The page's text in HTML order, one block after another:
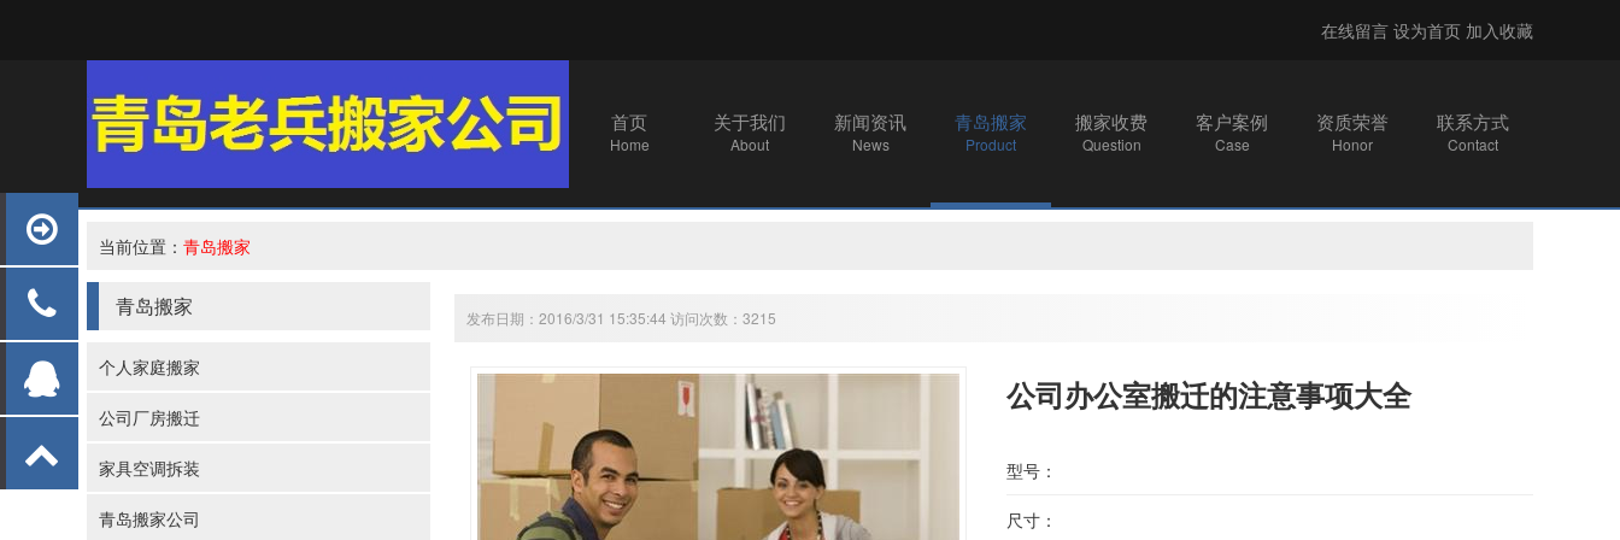
在线留言 设为首页 加入收藏
首页
Home
关于我们
About
新闻资讯
News
青岛搬家
Product
搬家收费
Question
客户案例
Case
资质荣誉
Honor
联系方式
Contact
当前位置： 青岛搬家
青岛搬家
个人家庭搬家
公司厂房搬迁
家具空调拆装
青岛搬家公司
发布日期：2016/3/31 15:35:44 访问次数：3215
公司办公室搬迁的注意事项大全
型号：
尺寸：